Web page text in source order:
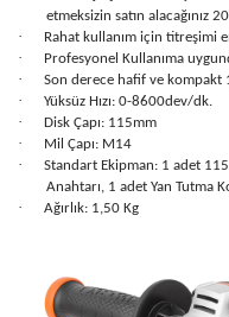
etmeksizin satın alacağınız
· Rahat kullanım için titreşimi
· Profesyonel Kullanıma
· Son derece hafif ve kompakt
· Yüksüz Hızı: 0-8600dev/dk.
· Disk Çapı: 115mm
· Mil Çapı: M14
·
Standart Ekipman: 1 adet
Anahtarı, 1 adet Yan Tutma
· Ağırlık: 1,50 Kg